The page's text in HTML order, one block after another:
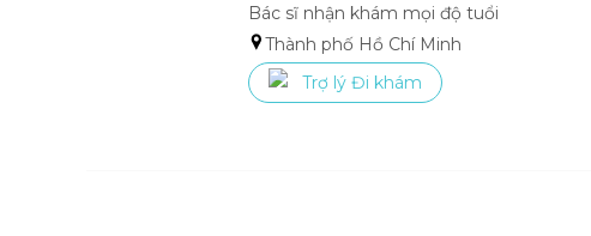
Thành phố Hồ Chí Minh
Trợ lý Đi khám